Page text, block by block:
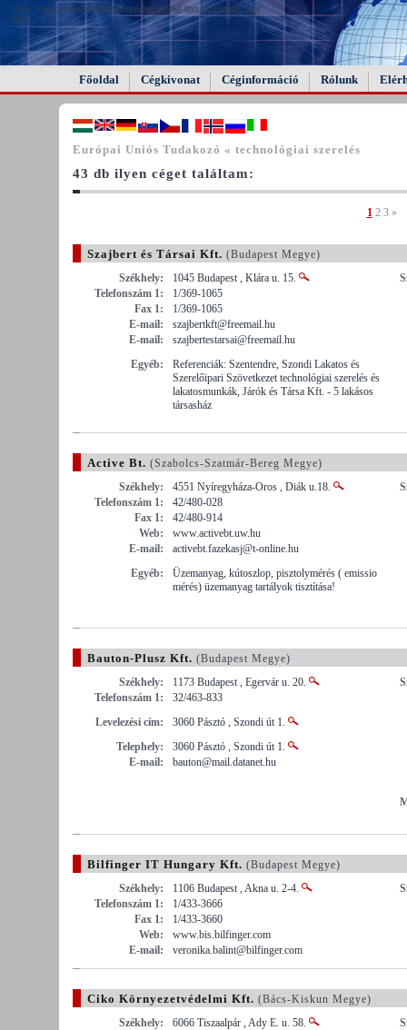
FAIL (the browser should render some flash content, not
this).
Főoldal Cégkivonat Céginformáció Rólunk
Európai Uniós Tudakozó « technológiai szerelés
43 db ilyen céget találtam:
1 2 3 »
Szajbert és Társai Kft. (Budapest Megye)
Székhely:
1045 Budapest , Klára u. 15.
Telefonszám 1:
1/369-1065
Fax 1:
1/369-1065
E-mail:
szajbertkft@freemail.hu
E-mail:
szajbertestarsai@freemail.hu
Egyéb:
Referenciák: Szentendre, Szondi Lakatos és
Szerelőipari Szövetkezet technológiai szerelés és
lakatosmunkák, Járók és Társa Kft. - 5 lakásos
társasház
Active Bt. (Szabolcs-Szatmár-Bereg Megye)
Székhely:
4551 Nyíregyháza-Oros , Diák u.18.
Telefonszám 1:
42/480-028
Fax 1:
42/480-914
Web:
www.activebt.uw.hu
E-mail:
activebt.fazekasj@t-online.hu
Egyéb:
Üzemanyag, kútoszlop, pisztolymérés ( emissio
mérés) üzemanyag tartályok tisztítása!
Bauton-Plusz Kft. (Budapest Megye)
Székhely:
1173 Budapest , Egervár u. 20.
Telefonszám 1:
32/463-833
Levelezési cím:
3060 Pásztó , Szondi út 1.
Telephely:
3060 Pásztó , Szondi út 1.
E-mail:
bauton@mail.datanet.hu
Bilfinger IT Hungary Kft. (Budapest Megye)
Székhely:
1106 Budapest , Akna u. 2-4.
Telefonszám 1:
1/433-3666
Fax 1:
1/433-3660
Web:
www.bis.bilfinger.com
E-mail:
veronika.balint@bilfinger.com
Ciko Környezetvédelmi Kft. (Bács-Kiskun Megye)
Székhely:
6066 Tiszaalpár , Ady E. u. 58.